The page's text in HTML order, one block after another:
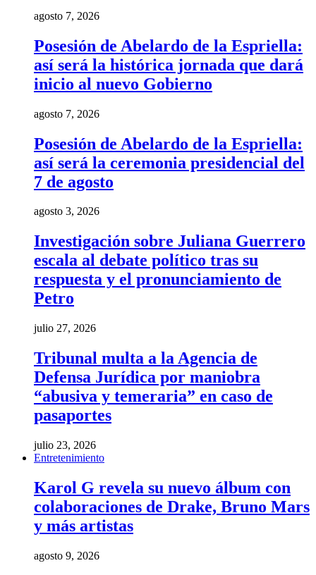
agosto 7, 2026
Posesión de Abelardo de la Espriella:
así será la histórica jornada que dará
inicio al nuevo Gobierno
agosto 7, 2026
Posesión de Abelardo de la Espriella:
así será la ceremonia presidencial del
7 de agosto
agosto 3, 2026
Investigación sobre Juliana Guerrero
escala al debate político tras su
respuesta y el pronunciamiento de
Petro
julio 27, 2026
Tribunal multa a la Agencia de
Defensa Jurídica por maniobra
“abusiva y temeraria” en caso de
pasaportes
julio 23, 2026
Entretenimiento
Karol G revela su nuevo álbum con
colaboraciones de Drake, Bruno Mars
y más artistas
agosto 9, 2026